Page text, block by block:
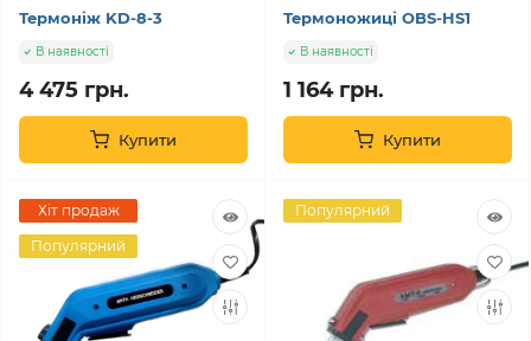
Термоніж KD-8-3
В наявності
4 475 грн.
Купити
Термоножиці OBS-HS1
В наявності
1 164 грн.
Купити
Хіт продаж
Популярний
Популярний